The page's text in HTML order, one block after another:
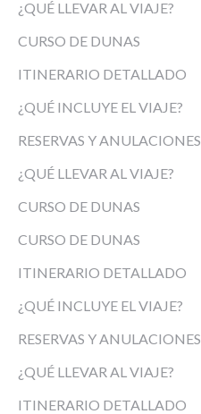
¿QUÉ LLEVAR AL VIAJE?
CURSO DE DUNAS
ITINERARIO DETALLADO
¿QUÉ INCLUYE EL VIAJE?
RESERVAS Y ANULACIONES
¿QUÉ LLEVAR AL VIAJE?
CURSO DE DUNAS
CURSO DE DUNAS
ITINERARIO DETALLADO
¿QUÉ INCLUYE EL VIAJE?
RESERVAS Y ANULACIONES
¿QUÉ LLEVAR AL VIAJE?
ITINERARIO DETALLADO